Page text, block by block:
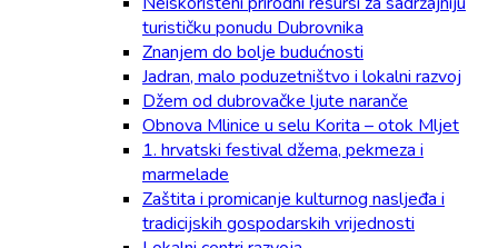
turističku ponudu Dubrovnika
Znanjem do bolje budućnosti
Jadran, malo poduzetništvo i lokalni razvoj
Džem od dubrovačke ljute naranče
Obnova Mlinice u selu Korita – otok Mljet
1. hrvatski festival džema, pekmeza i
marmelade
Zaštita i promicanje kulturnog nasljeđa i
tradicijskih gospodarskih vrijednosti